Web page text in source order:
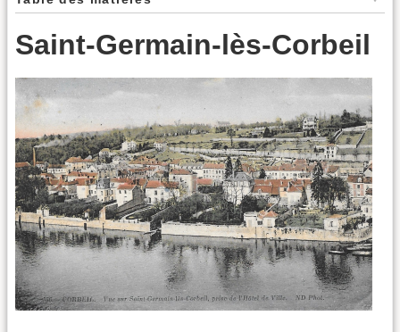
Saint-Germain-lès-Corbeil